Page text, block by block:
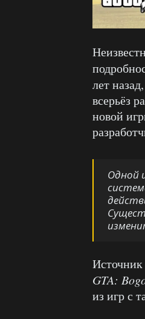
лет
всерьёз
новой
Одной
Источник
GTA:
из игр с